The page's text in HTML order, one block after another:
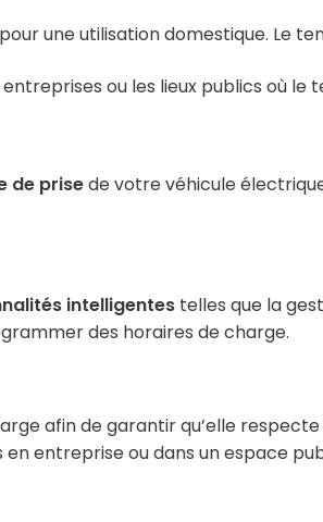
une utilisation domestique. Le
entreprises ou les lieux publics où
de prisede votre véhicule
intelligentes telles que la
des horaires de charge.
afin de garantir qu’elle
entreprise ou dans un espace